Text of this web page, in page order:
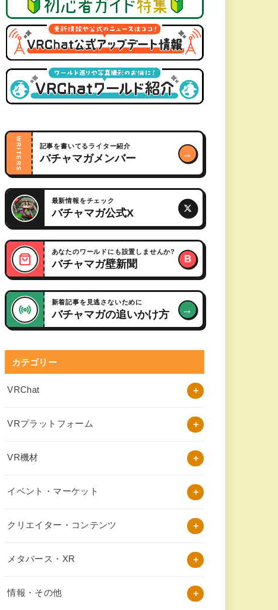
WRITERS 記事を書いてるライター紹介
バチャマガメンバー →
最新情報をチェック
バチャマガ公式X
あなたのワールドにも設置しませんか?
バチャマガ壁新聞 B
新着記事を見逃さないために
バチャマガの追いかけ方 →
カテゴリー
VRChat
VRプラットフォーム
VR機材
イベント・マーケット
クリエイター・コンテンツ
メタバース・XR
情報・その他